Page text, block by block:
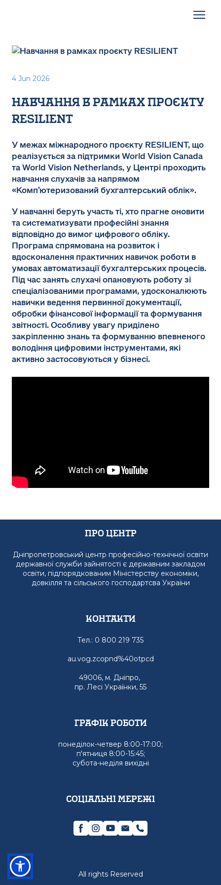
4 Jun 2026
навчання в рамках проєкту
resilient
У межах міжнародного проєкту RESILIENT, що
реалізується за підтримки World Vision Canada
та World Vision Netherlands, у Центрі проходить
навчання слухачів за напрямом
«Комп’ютеризований бухгалтерський облік».
У навчанні беруть участь ті, хто прагне оновити
та систематизувати професійні знання
відповідно до вимог цифрового обліку.
Програма спрямована на розвиток і
вдосконалення практичних навичок роботи в
умовах автоматизації бухгалтерських процесів.
Під час занять слухачі опановують роботу зі
спеціалізованими програмами, удосконалюють
навички ведення первинної документації,
обробки фінансової інформації та формування
звітності. Особливу увагу приділено
закріпленню знань та формуванню впевненого
володіння цифровими інструментами, які
активно застосовуються у бізнесі.
Про Центр
Дніпропетровський центр професійно-технічної освіти
державної служби зайнятості є державним закладом
освіти, підпорядкованим Міністерству економіки,
довкілля та сільського господартсва України
Контакти
Тел.: 0 800 219 735
au.vog.zcopnd%40otpcd
49006, м. Дніпро,
пр. Лесі Українки, 55
графік роботи
понеділок-четвер 8:00-17:00;
п'ятниця 8:00-15:45;
субота-неділя вихідні
Соціальні мережі
All rights Reserved